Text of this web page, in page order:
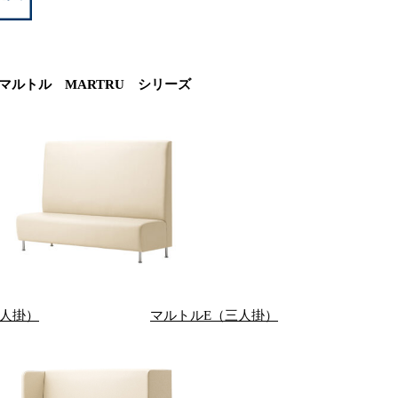
マルトル MARTRU シリーズ
掛） マルトルE（三人掛）